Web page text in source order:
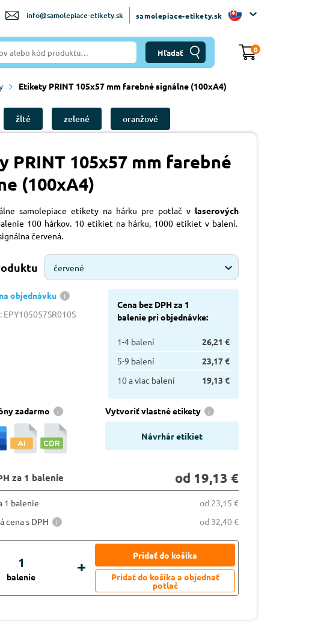
info@samolepiace-etikety.sk samolepiace-etikety.sk
0
Etikety PRINT 105x57 mm farebné signálne (100xA4)
žlté zelené oranžové
PRINT 105x57 mm farebné
(100xA4)
samolepiace etikety na hárku pre potlač v laserových
100 hárkov. 10 etikiet na hárku, 1000 etikiet v balení.
červená.
červené
objednávku
Cena bez DPH za 1
balenie pri objednávke:
1-4 balení
26,21 €
5-9 balení
23,17 €
10 a viac balení
19,13 €
zadarmo Vytvoriť vlastné etikety
Návrhár etikiet
za 1 balenie od 19,13 €
1 balenie
od 23,15 €
cena s DPH
od 32,40 €
balenie